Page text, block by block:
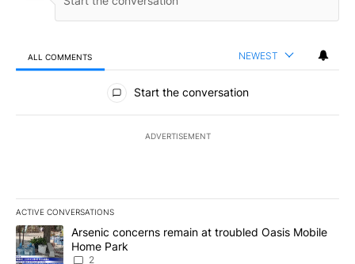
ALL COMMENTS NEWEST
All Comments
Start the conversation
ADVERTISEMENT
ACTIVE CONVERSATIONS
The following is a list of the most commented articles in the last
A trending article titled "Arsenic concerns remain at troubled
Arsenic concerns remain at troubled Oasis Mobile
Home Park
2